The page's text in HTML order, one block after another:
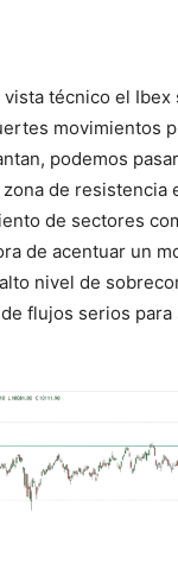
técnico el Ibex
movimientos
podemos
de resistencia
de sectores
de acentuar un
nivel de
flujos serios